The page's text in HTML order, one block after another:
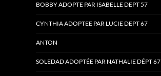
BOBBY ADOPTE PAR ISABELLE DEPT 57
CYNTHIA ADOPTEE PAR LUCIE DEPT 67
ANTON
SOLEDAD ADOPTÉE PAR NATHALIE DÉPT 67